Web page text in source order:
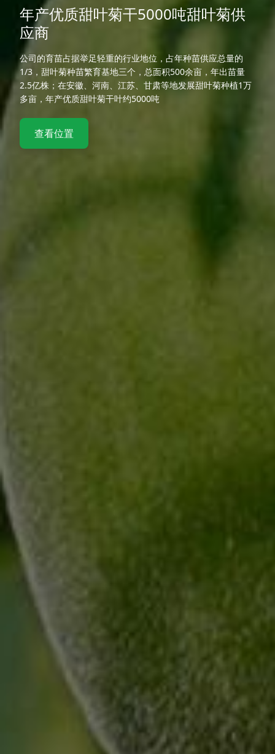
年产优质甜叶菊干5000吨甜叶菊供
应商
公司的育苗占据举足轻重的行业地位，占年种苗供应总量的
1/3，甜叶菊种苗繁育基地三个，总面积500余亩，年出苗量
2.5亿株；在安徽、河南、江苏、甘肃等地发展甜叶菊种植1万
多亩，年产优质甜叶菊干叶约5000吨
查看位置